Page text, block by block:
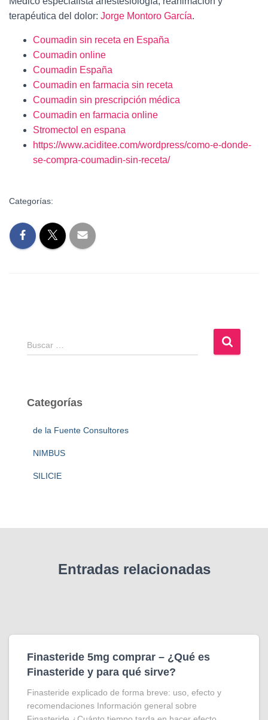
terapéutica del dolor: Jorge Montoro García.
Coumadin sin receta en España
Coumadin online
Coumadin España
Coumadin en farmacia sin receta
Coumadin sin prescripción médica
Coumadin en farmacia online
Stromectol en espana
https://www.aciditee.com/wordpress/como-e-donde-
se-compra-coumadin-sin-receta/
Categorías:
B
u
r
Buscar …
Categorías
de la Fuente Consultores
NIMBUS
SILICIE
Entradas relacionadas
Finasteride 5mg comprar – ¿Qué es
Finasteride y para qué sirve?
Finasteride explicado de forma breve: uso, efecto y
recomendaciones Información general sobre